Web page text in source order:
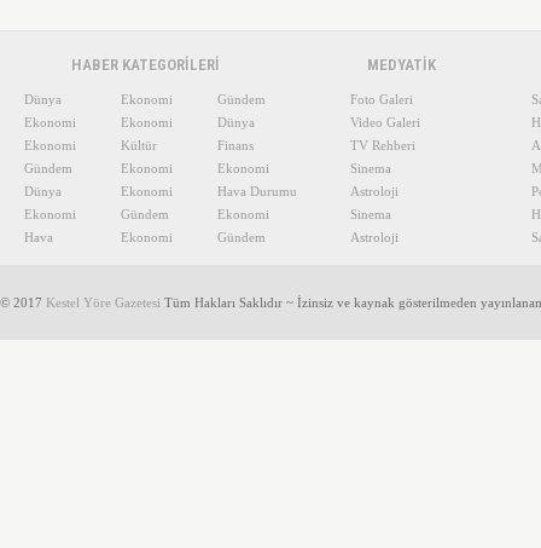
HABER KATEGORİLERİ
Dünya Ekonomi
Gündem
Ekonomi
Ekonomi
Dünya
Ekonomi
Kültür
Finans
Gündem
Ekonomi
Ekonomi
Dünya
Ekonomi
Hava Durumu
Ekonomi
Gündem
Ekonomi
Hava
Ekonomi Gündem
MEDYATİK
Foto Galeri
Video Galeri
TV Rehberi
Sinema
Astroloji
Sinema
Astroloji
© 2017 Kestel Yöre Gazetesi Tüm Hakları Saklıdır ~ İzinsiz ve kaynak gösterilmeden